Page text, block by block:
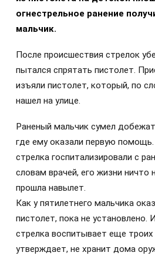
огнестрельное ранение
мальчик.
После происшествия стрелок
пытался спрятать пистолет.
изъяли пистолет, который, по
нашел на улице.
Раненый мальчик сумел
где ему оказали первую
стрелка госпитализировали с
словам врачей, его жизни ничто
прошла навылет.
Как у пятилетнего мальчика
пистолет, пока не установлено.
стрелка воспитывает еще троих
утверждает, не хранит дома